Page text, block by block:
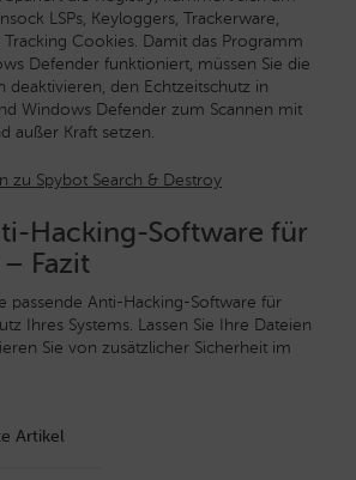
LSPs, Keyloggers, Trackerware,
Cookies. Damit das Programm
Defender funktioniert, müssen Sie die
deaktivieren, den Echtzeitschutz in
Windows Defender zum Scannen mit
außer Kraft setzen.
zu Spybot Search & Destroy
Hacking-Software für
Fazit
passende Anti-Hacking-Software für
Ihres Systems. Lassen Sie Ihre Dateien
Sie von zusätzlicher Sicherheit im
Artikel